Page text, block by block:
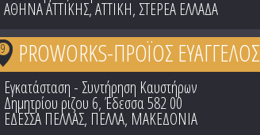
ΑΘΗΝΑ ΑΤΤΙΚΗΣ,ΑΤΤΙΚΗ, ΣΤΕΡΕΑ ΕΛΛΑΔΑ
PROWORKS-ΠΡΟΪΟΣ ΕΥΑΓΓΕΛΟΣ
9
Εγκατάσταση - Συντήρηση Καυστήρων
Δημητρίου ριζου 6, Έδεσσα 582 00
ΕΔΕΣΣΑ ΠΕΛΛΑΣ, ΠΕΛΛΑ, ΜΑΚΕΔΟΝΙΑ